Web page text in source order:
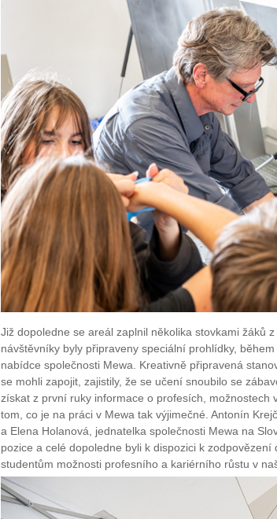
Již dopoledne se areál zaplnil několika stovkami žáků
návštěvníky byly připraveny speciální prohlídky,
nabídce společnosti Mewa. Kreativně připravená
se mohli zapojit, zajistily, že se učení snoubilo se
získat z první ruky informace o profesích,
tom, co je na práci v Mewa tak výjimečné. Antonín
a Elena Holanová, jednatelka společnosti Mewa na
pozice a celé dopoledne byli k dispozici k
studentům možnosti profesního a kariérního růstu v